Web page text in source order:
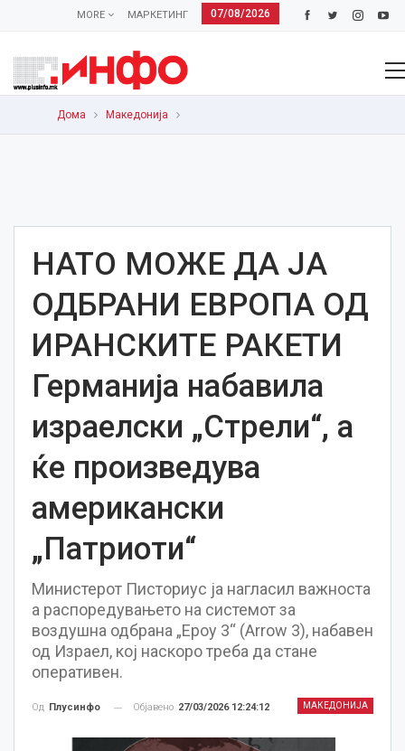
07/08/2026
МАРКЕТИНГ
MORE
Дома Македонија
НАТО МОЖЕ ДА ЈА
ОДБРАНИ ЕВРОПА ОД
ИРАНСКИTE РАКЕТИ
Германија набавила
израелски „Стрели“, а
ќе произведува
американски
„Патриоти“
Министерот Писториус ја нагласил важноста
а распоредувањето на системот за
воздушна одбрана „Ероу 3“ (Arrow 3), набавен
од Израел, кој наскоро треба да стане
оперативен.
МАКЕДОНИЈА
Од Плусинфо Објавено 27/03/2026 12:24:12